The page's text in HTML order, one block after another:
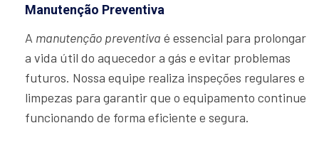
Manutenção Preventiva
A manutenção preventiva é essencial para prolongar
a vida útil do aquecedor a gás e evitar problemas
futuros. Nossa equipe realiza inspeções regulares e
limpezas para garantir que o equipamento continue
funcionando de forma eficiente e segura.